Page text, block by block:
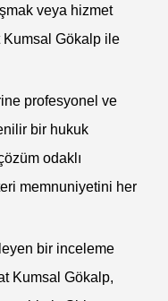
veya hizmet
Gökalp ile
profesyonel ve
bir hukuk
odaklı
memnuniyetini her
bir inceleme
Kumsal Gökalp,